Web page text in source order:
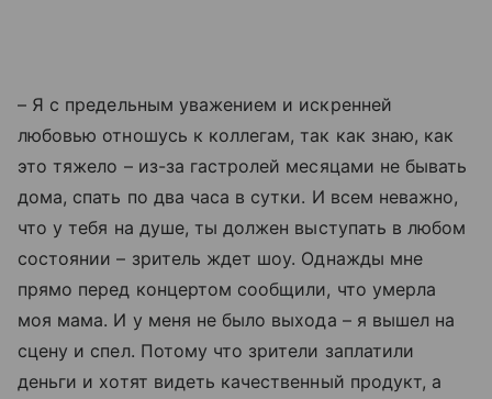
– Я с предельным уважением и искренней
любовью отношусь к коллегам, так как знаю, как
это тяжело – из-за гастролей месяцами не бывать
дома, спать по два часа в сутки. И всем неважно,
что у тебя на душе, ты должен выступать в любом
состоянии – зритель ждет шоу. Однажды мне
прямо перед концертом сообщили, что умерла
моя мама. И у меня не было выхода – я вышел на
сцену и спел. Потому что зрители заплатили
деньги и хотят видеть качественный продукт, а